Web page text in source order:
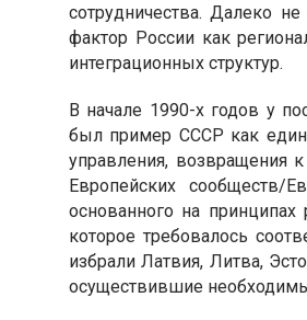
сотрудничества. Далеко
фактор России как
интеграционных структур.
В начале 1990-х годов у
был пример СССР как
управления, возвращения
Европейских сообществ/
основанного на
которое требовалось
избрали Латвия, Литва,
осуществившие